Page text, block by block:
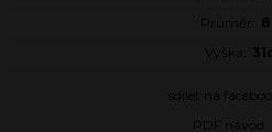
Průměr:
Výška:
sdílet na
PDF návod